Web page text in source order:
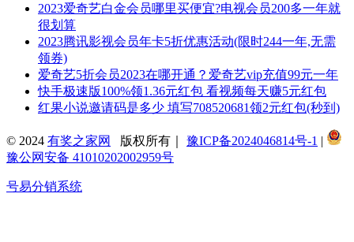
2023爱奇艺白金会员哪里买便宜?电视会员200多一年就
很划算
2023腾讯影视会员年卡5折优惠活动(限时244一年,无需
领券)
爱奇艺5折会员2023在哪开通？爱奇艺vip充值99元一年
快手极速版100%领1.36元红包 看视频每天赚5元红包
红果小说邀请码是多少 填写708520681领2元红包(秒到)
© 2024 有奖之家网 版权所有｜ 豫ICP备2024046814号-1 |
豫公网安备 41010202002959号
号易分销系统